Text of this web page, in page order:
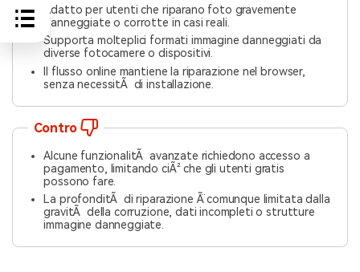
Adatto per utenti che riparano foto gravemente
danneggiate o corrotte in casi reali.
Supporta molteplici formati immagine danneggiati da
diverse fotocamere o dispositivi.
Il flusso online mantiene la riparazione nel browser,
senza necessitÃ di installazione.
Contro
Alcune funzionalitÃ avanzate richiedono accesso a
pagamento, limitando ciÃ² che gli utenti gratis
possono fare.
La profonditÃ di riparazione Ã¨ comunque limitata dalla
gravitÃ della corruzione, dati incompleti o strutture
immagine danneggiate.